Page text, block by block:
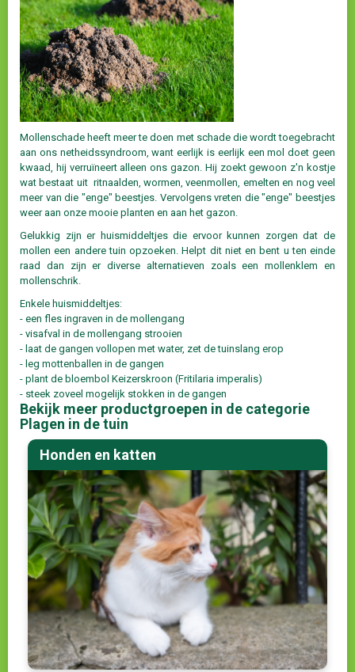
Mollenschade heeft meer te doen met schade die wordt toegebracht
aan ons netheidssyndroom, want eerlijk is eerlijk een mol doet geen
kwaad, hij verruïneert alleen ons gazon. Hij zoekt gewoon z'n kostje
wat bestaat uit ritnaalden, wormen, veenmollen, emelten en nog veel
meer van die "enge" beestjes. Vervolgens vreten die "enge" beestjes
weer aan onze mooie planten en aan het gazon.
Gelukkig zijn er huismiddeltjes die ervoor kunnen zorgen dat de
mollen een andere tuin opzoeken. Helpt dit niet en bent u ten einde
raad dan zijn er diverse alternatieven zoals een mollenklem en
mollenschrik.
Enkele huismiddeltjes:
- een fles ingraven in de mollengang
- visafval in de mollengang strooien
- laat de gangen vollopen met water, zet de tuinslang erop
- leg mottenballen in de gangen
- plant de bloembol Keizerskroon (Fritilaria imperalis)
- steek zoveel mogelijk stokken in de gangen
Bekijk meer productgroepen in de categorie
Plagen in de tuin
Honden en katten